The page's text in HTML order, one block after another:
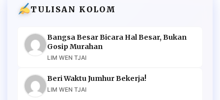
TULISAN KOLOM
Bangsa Besar Bicara Hal Besar, Bukan
Gosip Murahan
LIM WEN TJAI
Beri Waktu Jumhur Bekerja!
LIM WEN TJAI